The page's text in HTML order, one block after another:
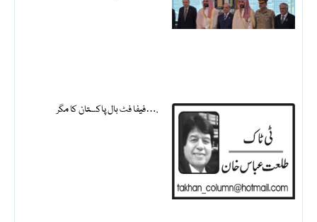
فیفا فٹ بال پاکستان کا مگر….